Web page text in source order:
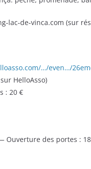
(sur
…/even…/
HelloAsso)
: 20 €
Ouverture des portes :